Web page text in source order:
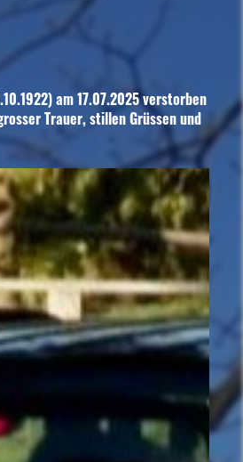
am 17.07.2025 verstorben
Trauer, stillen Grüssen und